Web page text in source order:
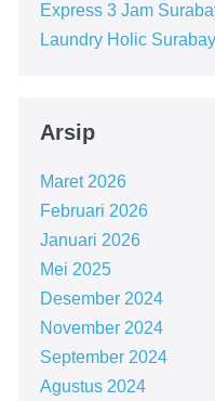
Express 3 Jam
Laundry Holic
Arsip
Maret 2026
Februari 2026
Januari 2026
Mei 2025
Desember 2024
November 2024
September 2024
Agustus 2024